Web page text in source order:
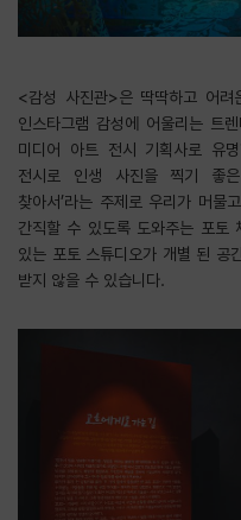
<감성 사진관>은 딱딱하고 어려
인스타그램 감성에 어울리는 트
미디어 아트 전시 기획사로 유
전시로 인생 사진을 찍기 좋
찾아서’라는 주제로 우리가 머물
간직할 수 있도록 도와주는 포토
있는 포토 스튜디오가 개별 된 공
받지 않을 수 있습니다.